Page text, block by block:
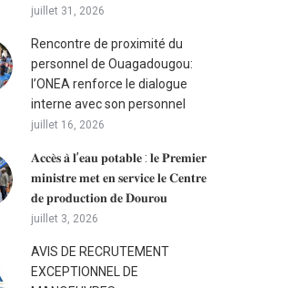
juillet 31, 2026
Rencontre de proximité du
personnel de Ouagadougou:
l’ONEA renforce le dialogue
interne avec son personnel
juillet 16, 2026
𝐀𝐜𝐜𝐞̀𝐬 𝐚̀ 𝐥’𝐞𝐚𝐮 𝐩𝐨𝐭𝐚𝐛𝐥𝐞 : 𝐥𝐞 𝐏𝐫𝐞𝐦𝐢𝐞𝐫
𝐦𝐢𝐧𝐢𝐬𝐭𝐫𝐞 𝐦𝐞𝐭 𝐞𝐧 𝐬𝐞𝐫𝐯𝐢𝐜𝐞 𝐥𝐞 𝐂𝐞𝐧𝐭𝐫𝐞
𝐝𝐞 𝐩𝐫𝐨𝐝𝐮𝐜𝐭𝐢𝐨𝐧 𝐝𝐞 𝐃𝐨𝐮𝐫𝐨𝐮
juillet 3, 2026
AVIS DE RECRUTEMENT
EXCEPTIONNEL DE